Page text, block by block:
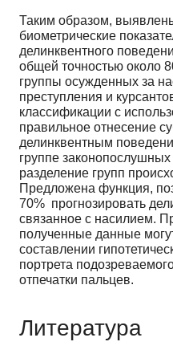
Таким образом,
биометрические
делинквентного
общей точностью около
группы осужденных за
преступления и
классификации с
правильное отнесение
делинквентным
группе
разделение групп
Предложена функция,
70% прогнозировать
связанное с насилием.
полученные данные
составлении
портрета
отпечатки пальцев.
Литература